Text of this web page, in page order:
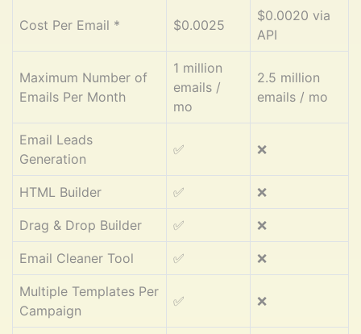
Cost Per Email * $0.0025
$0.0020 via
API
Maximum Number of
Emails Per Month
1 million
emails /
mo
2.5 million
emails / mo
Email Leads
Generation
✅ ❌
HTML Builder ✅ ❌
Drag & Drop Builder ✅ ❌
Email Cleaner Tool ✅ ❌
Multiple Templates Per
Campaign
✅ ❌